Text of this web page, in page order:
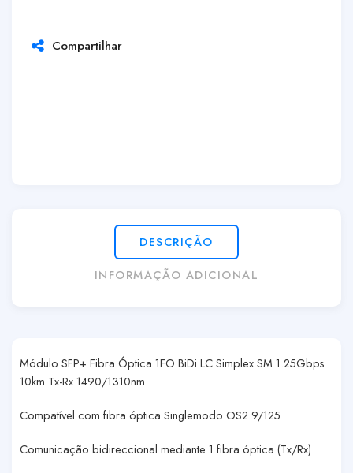
Compartilhar
DESCRIÇÃO
INFORMAÇÃO ADICIONAL
Módulo SFP+ Fibra Óptica 1FO BiDi LC Simplex SM 1.25Gbps
10km Tx-Rx 1490/1310nm
Compatível com fibra óptica Singlemodo OS2 9/125
Comunicação bidireccional mediante 1 fibra óptica (Tx/Rx)